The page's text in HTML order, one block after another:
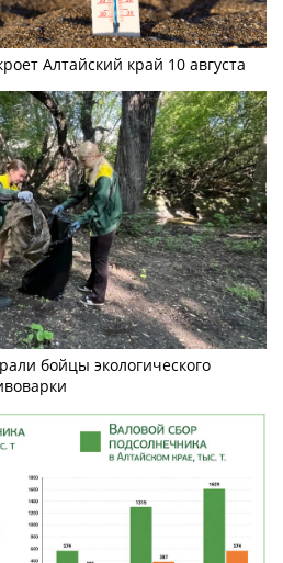
Алтайский край 10 августа
бойцы экологического